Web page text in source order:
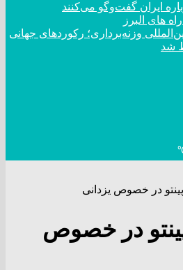
ایران گفت‌و‌گو می‌کنند
های البرز
وزنه‌برداری؛ رکورد‌های جهانی
شد
در خصوص یزدانی
در خصوص